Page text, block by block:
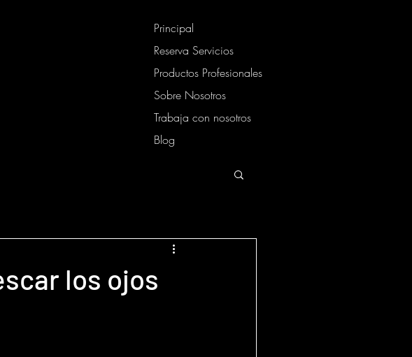
Principal
Reserva Servicios
Productos Profesionales
Sobre Nosotros
Trabaja con nosotros
Blog
los ojos